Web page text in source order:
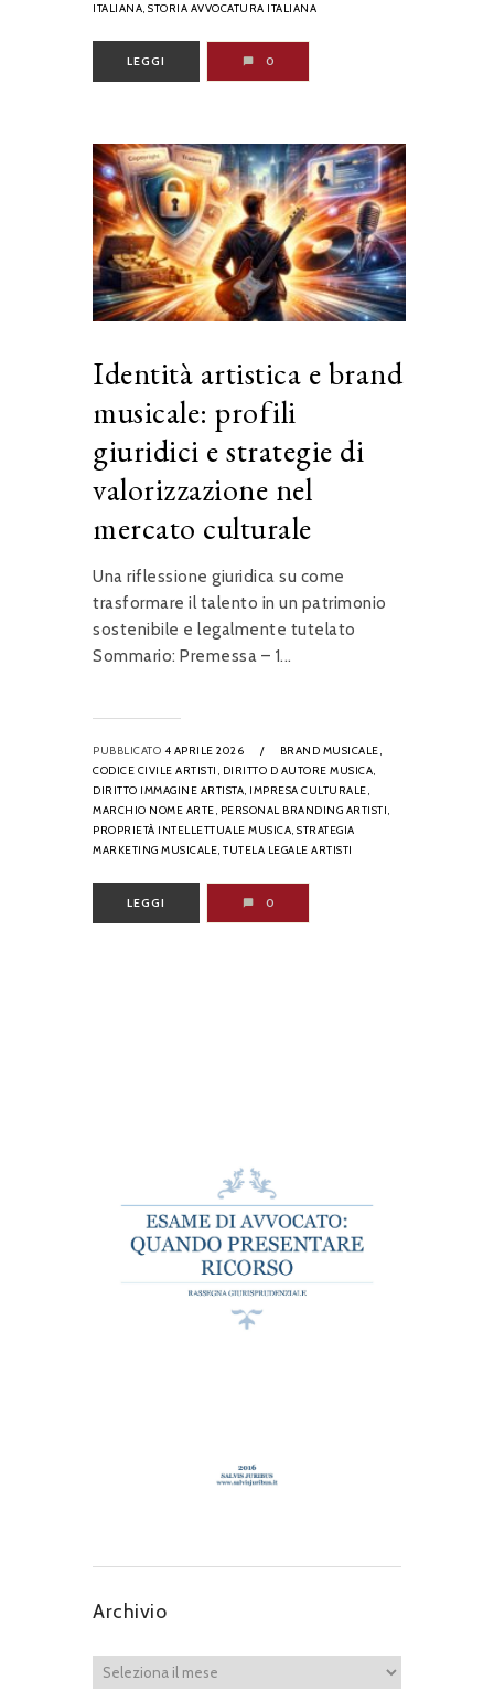
ITALIANA, STORIA AVVOCATURA ITALIANA
LEGGI 0
Identità artistica e brand
musicale: profili
giuridici e strategie di
valorizzazione nel
mercato culturale
Una riflessione giuridica su come
trasformare il talento in un patrimonio
sostenibile e legalmente tutelato
Sommario: Premessa – 1...
PUBBLICATO 4 APRILE 2026 /
BRAND MUSICALE,
CODICE CIVILE ARTISTI, DIRITTO D AUTORE MUSICA,
DIRITTO IMMAGINE ARTISTA, IMPRESA CULTURALE,
MARCHIO NOME ARTE, PERSONAL BRANDING ARTISTI,
PROPRIETÀ INTELLETTUALE MUSICA, STRATEGIA
MARKETING MUSICALE, TUTELA LEGALE ARTISTI
LEGGI 0
Archivio